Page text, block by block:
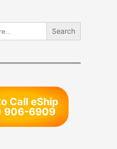
Call eShip
906-6909